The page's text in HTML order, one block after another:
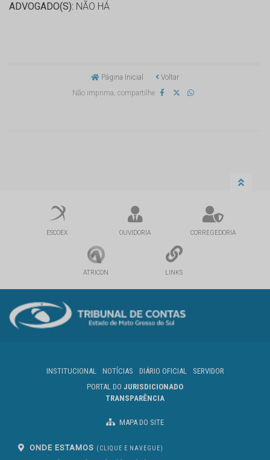
ADVOGADO(S): NÃO HÁ
Página Inicial
Voltar
Não imprima, compartilhe
ESCOEX OUVIDORIA CORREGEDORIA
ATRICON LINKS
INSTITUCIONAL NOTÍCIAS DIÁRIO OFICIAL
SERVIDOR
PORTAL DO JURISDICIONADO
TRANSPARÊNCIA
MAPA DO SITE
ONDE ESTAMOS (CLIQUE E NAVEGUE)